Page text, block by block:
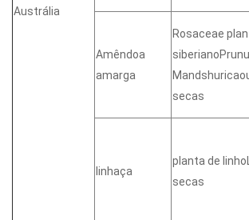
Austrália
Amêndoa
amarga
Rosaceae
secas
linhaça
planta de
secas